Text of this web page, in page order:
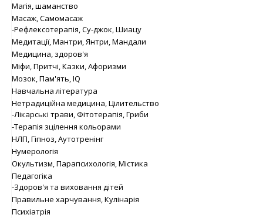
Магія, шаманство
Масаж, Самомасаж
-Рефлексотерапія, Су-джок, Шиацу
Медитації, Мантри, Янтри, Мандали
Медицина, здоров'я
Міфи, Притчі, Казки, Афоризми
Мозок, Пам'ять, IQ
Навчальна література
Нетрадиційна медицина, Цілительство
-Лікарські трави, Фітотерапія, Гриби
-Терапія зцілення кольорами
НЛП, Гіпноз, Аутотренінг
Нумерологія
Окультизм, Парапсихологія, Містика
Педагогіка
-Здоров'я та виховання дітей
Правильне харчування, Кулінарія
Психіатрія